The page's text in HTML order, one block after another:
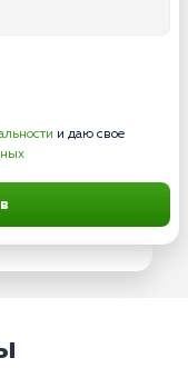
и даю свое